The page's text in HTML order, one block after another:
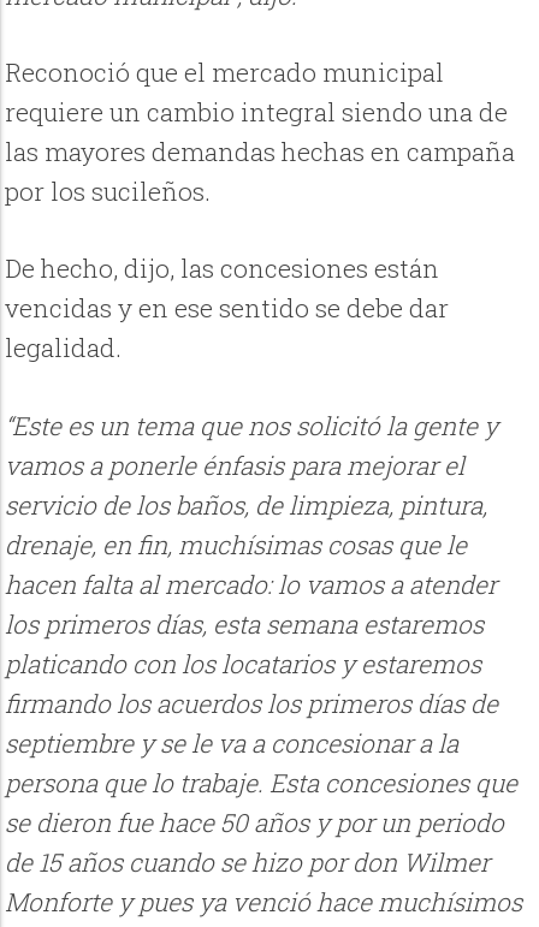
Reconoció que el mercado municipal
requiere un cambio integral siendo una de
las mayores demandas hechas en campaña
por los sucileños.
De hecho, dijo, las concesiones están
vencidas y en ese sentido se debe dar
legalidad.
“Este es un tema que nos solicitó la gente y
vamos a ponerle énfasis para mejorar el
servicio de los baños, de limpieza, pintura,
drenaje, en fin, muchísimas cosas que le
hacen falta al mercado: lo vamos a atender
los primeros días, esta semana estaremos
platicando con los locatarios y estaremos
firmando los acuerdos los primeros días de
septiembre y se le va a concesionar a la
persona que lo trabaje. Esta concesiones que
se dieron fue hace 50 años y por un periodo
de 15 años cuando se hizo por don Wilmer
Monforte y pues ya venció hace muchísimos